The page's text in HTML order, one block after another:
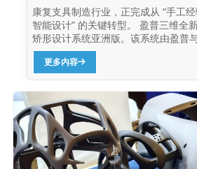
达15m/s，兼顾了成型尺寸与生产效
工中的中小批量、多品种快速响应需
现场的盈普P360和PPS 同时，P360
术，打印结束后可自动进入冷却阶段
幅缩短成型周期，助力印时代提升整
本与稳定性兼得 对于手板加工企业而
和长期稳定性同样至关重要。盈普
计，结构更紧凑、维护更简便，配合
需额外采购制氮设备，降低了使用门
时，盈普高分子粉体材料可无限次回
接近100%，设备平均能耗仅为3kW，
降低运营成本。 盈普P360高性能SLS...
康复支具制造行业，正完成从 “手工
智能设计” 的关键转型。 盈普三维全
矫形设计系统亚洲版。该系统由盈普
形企业 Edser 联合研发，沉淀欧洲...
更多内容